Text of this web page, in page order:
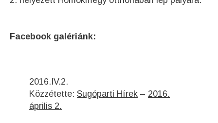
Facebook galériánk:
2016.IV.2.
Közzétette: Sugóparti Hírek – 2016.
április 2.